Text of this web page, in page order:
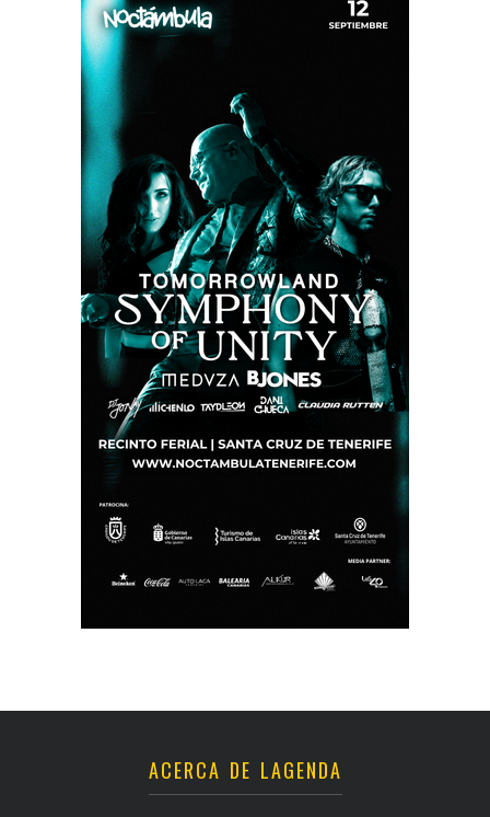
ACERCA DE LAGENDA